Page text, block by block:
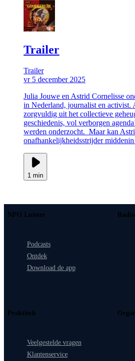
Trailer
Trailer
vr 5 december 2025
Julia Jouwe en Astrid Cornelisse
in Nederland, journalist en activist.
zorgvuldig uit het collectieve
geschiedenis, vol verborgen
werden onderzocht. Maar kan
onafhankelijkheidsstrijder
1 min
NPO Luister
Podcasts
Ontdek
Download de app
Radio
Praktisch
Veelgestelde vragen
Klantenservice